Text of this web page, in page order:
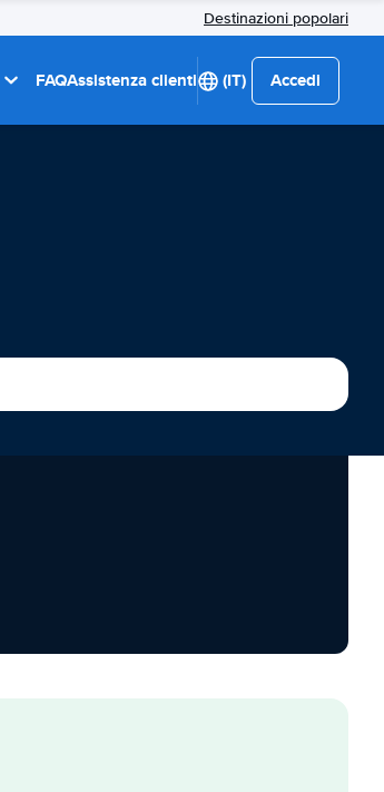
Destinazioni popolari
FAQAssistenza clienti (IT) Accedi